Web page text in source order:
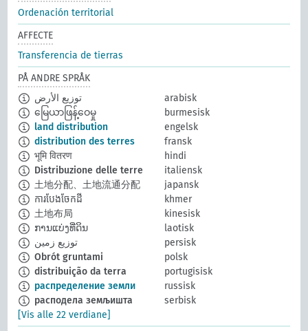
Ordenación territorial
AFFECTE
Transferencia de tierras
PÅ ANDRE SPRÅK
توزيع الأرض
arabisk
မြေယာဖြန့်ဝေမှု
burmesisk
land distribution
engelsk
distribution des terres
fransk
भूमि वितरण
hindi
Distribuzione delle terre
italiensk
土地分配、土地流通分配
japansk
ការបែងចែកដី
khmer
土地布局
kinesisk
ການແບ່ງທີ່ດິນ
laotisk
توزيع زمين
persisk
Obrót gruntami
polsk
distribuição da terra
portugisisk
распределение земли
russisk
расподела земљишта
serbisk
[Vis alle 22 verdiane]